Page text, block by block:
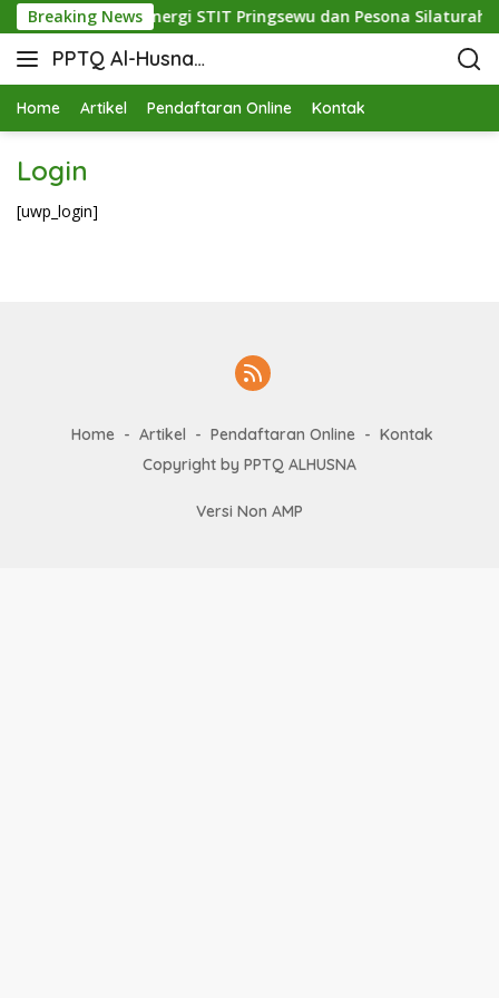
Breaking News
Mutu: Sinergi STIT Pringsewu dan Pesona
PPTQ Al-Husna
Bukit Raja Wali
Home Artikel Pendaftaran Online Kontak
Login
[uwp_login]
Home Artikel Pendaftaran Online
Kontak
Copyright by PPTQ ALHUSNA
Versi Non AMP